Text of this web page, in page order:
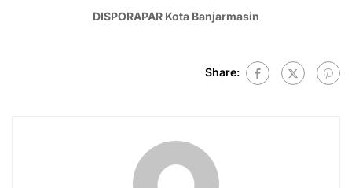
DISPORAPAR Kota Banjarmasin
Share: